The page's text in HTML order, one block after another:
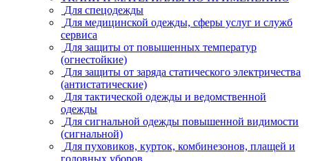
Для спецодежды
Для медицинской одежды, сферы услуг и служб
сервиса
Для защиты от повышенных температур
(огнестойкие)
Для защиты от заряда статического электричества
(антистатические)
Для тактической одежды и ведомственной
одежды
Для сигнальной одежды повышенной видимости
(сигнальной)
Для пуховиков, курток, комбинезонов, плащей и
головных уборов